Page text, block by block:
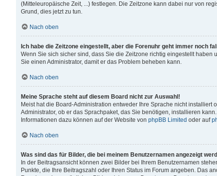
(Mitteleuropäische Zeit, ...) festlegen. Die Zeitzone kann dabei nur von
Grund, dies jetzt zu tun.
Nach oben
Ich habe die Zeitzone eingestellt, aber die Forenuhr geht immer noch
Wenn Sie sich sicher sind, dass Sie die Zeitzone richtig eingestellt
Sie einen Administrator, damit er das Problem beheben kann.
Nach oben
Meine Sprache steht auf diesem Board nicht zur Auswahl!
Meist hat die Board-Administration entweder Ihre Sprache nicht
Administrator, ob er das Sprachpaket, das Sie benötigen, installieren
Informationen dazu können auf der Website von phpBB Limited oder auf
Nach oben
Was sind das für Bilder, die bei meinem Benutzernamen angezeigt
In der Beitragsansicht können zwei Bilder bei Ihrem Benutzernamen
Punkte, die Ihre Beitragszahl oder Ihren Status im Forum angeben. Das